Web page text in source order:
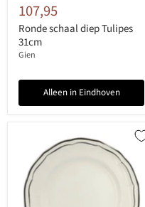
107,95
Ronde schaal diep Tulipes
31cm
Gien
Alleen in Eindhoven